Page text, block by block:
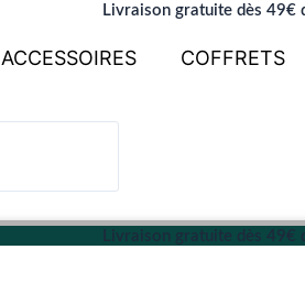
Livraison gratuite dès 49€
ACCESSOIRES COFFRETS
Livraison gratuite dès 49€